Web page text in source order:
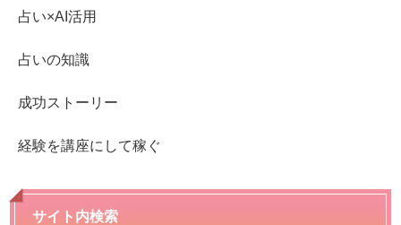
占い×AI活用
占いの知識
成功ストーリー
経験を講座にして稼ぐ
サイト内検索